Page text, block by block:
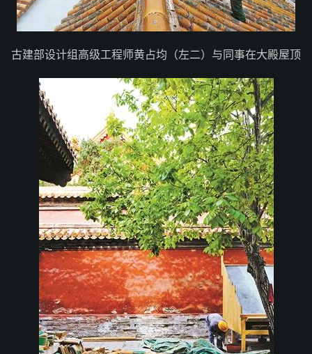
古建部设计组高级工程师黄占均（左二）与同事在大殿屋顶